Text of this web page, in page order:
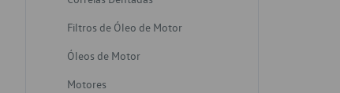
Filtros de Óleo de Motor
Óleos de Motor
Motores